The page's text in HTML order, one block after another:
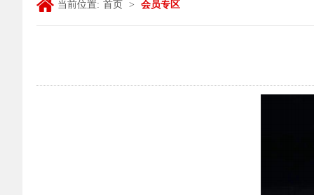
当前位置: 首页 > 会员专区